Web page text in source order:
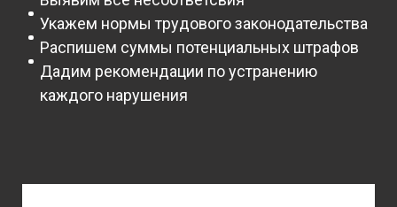
Укажем нормы трудового законодательства
Распишем суммы потенциальных штрафов
Дадим рекомендации по устранению
каждого нарушения